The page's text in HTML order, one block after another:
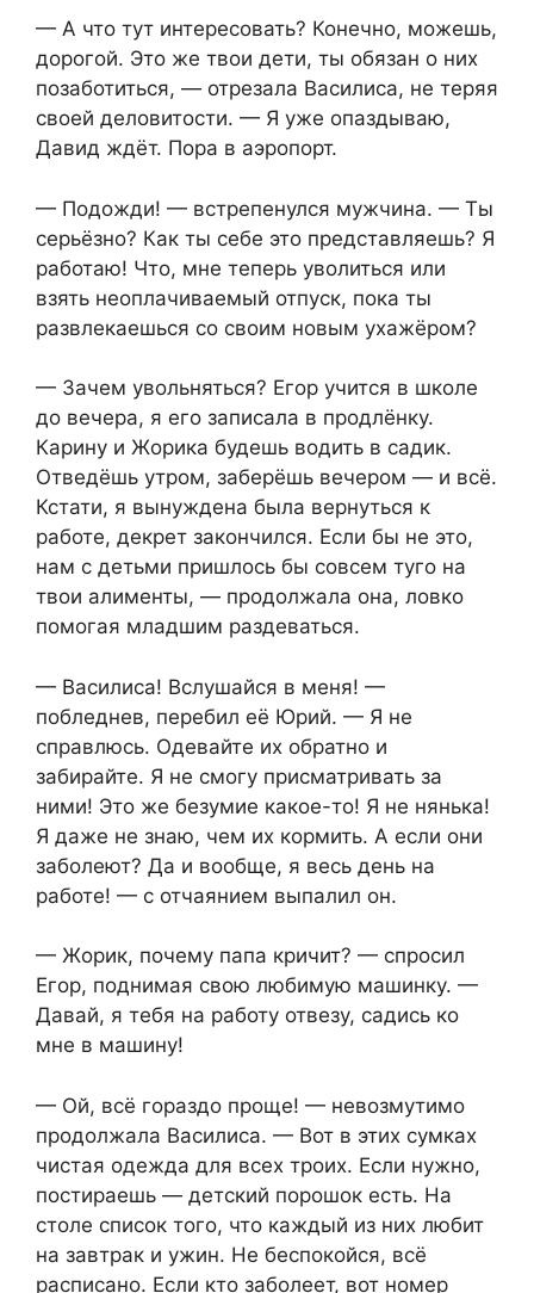
— А что тут интересовать? Конечно, можешь,
дорогой. Это же твои дети, ты обязан о них
позаботиться, — отрезала Василиса, не теряя
своей деловитости. — Я уже опаздываю,
Давид ждёт. Пора в аэропорт.
— Подожди! — встрепенулся мужчина. — Ты
серьёзно? Как ты себе это представляешь? Я
работаю! Что, мне теперь уволиться или
взять неоплачиваемый отпуск, пока ты
развлекаешься со своим новым ухажёром?
— Зачем увольняться? Егор учится в школе
до вечера, я его записала в продлёнку.
Карину и Жорика будешь водить в садик.
Отведёшь утром, заберёшь вечером — и всё.
Кстати, я вынуждена была вернуться к
работе, декрет закончился. Если бы не это,
нам с детьми пришлось бы совсем туго на
твои алименты, — продолжала она, ловко
помогая младшим раздеваться.
— Василиса! Вслушайся в меня! —
побледнев, перебил её Юрий. — Я не
справлюсь. Одевайте их обратно и
забирайте. Я не смогу присматривать за
ними! Это же безумие какое-то! Я не нянька!
Я даже не знаю, чем их кормить. А если они
заболеют? Да и вообще, я весь день на
работе! — с отчаянием выпалил он.
— Жорик, почему папа кричит? — спросил
Егор, поднимая свою любимую машинку. —
Давай, я тебя на работу отвезу, садись ко
мне в машину!
— Ой, всё гораздо проще! — невозмутимо
продолжала Василиса. — Вот в этих сумках
чистая одежда для всех троих. Если нужно,
постираешь — детский порошок есть. На
столе список того, что каждый из них любит
на завтрак и ужин. Не беспокойся, всё
расписано. Если кто заболеет, вот номер